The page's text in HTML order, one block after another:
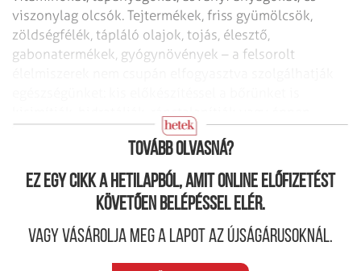
viszonylag olcsók. Tejtermékek, friss gyümölcsök,
zöldségfélék, tápláló olajok, tojás, élesztő,
gabonatermékek, gyógynövények – a felsorolt
Tovább olvasná?
Ez egy cikk a hetilapból, amit online előfizetést
követően belépéssel elér.
Vagy vásárolja meg a lapot az újságárusoknál.